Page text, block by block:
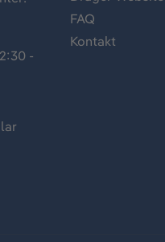
-
FAQ
Kontakt